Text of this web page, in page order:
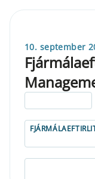
10. september